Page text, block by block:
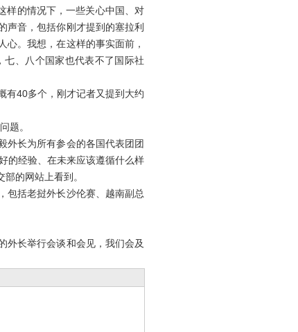
样的情况下，一些关心中国、对
声音，包括你刚才提到的塞拉利
。我想，在这样的事实面前，
七、八个国家也代表不了国际社
40多个，刚才记者又提到大约
题。
长为所有参会的各国代表团团
的经验、在未来应该遵循什么样
的网站上看到。
括老挝外长沙伦赛、越南副总
长举行会谈和会见，我们会及